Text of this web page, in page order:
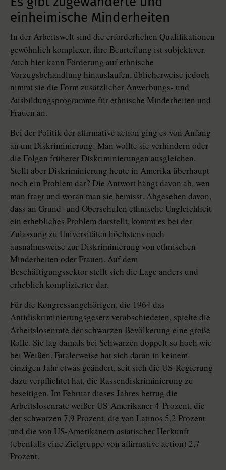
einheimische Minderheiten
In der Arbeitswelt sind die erforderlichen Qualifikationen
gewöhnlich komplexer, ihre Beurteilung ist subjektiver.
Auch hier kann Förderung auf ethnische
Vorzugsbehandlung hinauslaufen, üblicherweise jedoch
nimmt sie die Form zusätzlicher Anwerbungs- und
Ausbildungsprogramme für ethnische Minderheiten und
Frauen an.
Bei der Politik der affirmative action ging es von Anfang
an um Diskriminierung: Man wollte sie verhindern oder
die Folgen früherer Diskriminierungen ausgleichen.
Stellt aber Diskriminierung heute in Amerika überhaupt
noch ein Problem dar? Die Antwort hängt davon ab, wen
man fragt und woran man sie bemisst. Abgesehen davon,
dass an Grund- und Oberschulen ethnische Ungleichheit
ein erhebliches Problem darstellt, kommt es bei der
Zulassung zu Universitäten höchstens noch
ausnahmsweise zur Diskriminierung von ethnischen
Minderheiten oder Frauen. Auf dem
Beschäftigungssektor stellt sich die Lage anders und
erheblich komplizierter dar.
Für die Kongressangehörigen, die 1964 das
Antidiskriminierungsgesetz verabschiedeten, spielte die
Arbeitslosenrate der schwarzen Bevölkerung eine große
Rolle. Sie lag damals bei Schwarzen doppelt so hoch wie
bei Weißen. Fatalerweise hat sich daran in keinem
einzigen Jahr etwas geändert, seit sich die US-Regierung
dazu verpflichtet hat, die Rassendiskriminierung zu
beseitigen. Im Februar dieses Jahres betrug die
Arbeitslosenrate weißer US-Amerikaner 4 Prozent, die
der schwarzen 7,9 Prozent, die von Latinos 5,2 Prozent
und die von US-Amerikanern asiatischer Herkunft
(ebenfalls eine Zielgruppe von affirmative action) 2,7
Prozent.